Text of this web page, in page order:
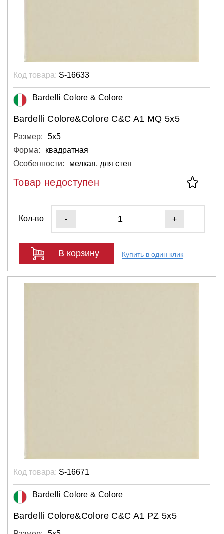
Код товара: S-16633
Bardelli Colore & Colore
Bardelli Colore&Colore C&C A1 MQ 5x5
Размер:
5х5
Форма:
квадратная
Особенности:
мелкая, для стен
Товар недоступен
Кол-во - +
В корзину Купить в один клик
Код товара: S-16671
Bardelli Colore & Colore
Bardelli Colore&Colore C&C A1 PZ 5x5